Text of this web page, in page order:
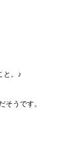
と。♪
そうです。